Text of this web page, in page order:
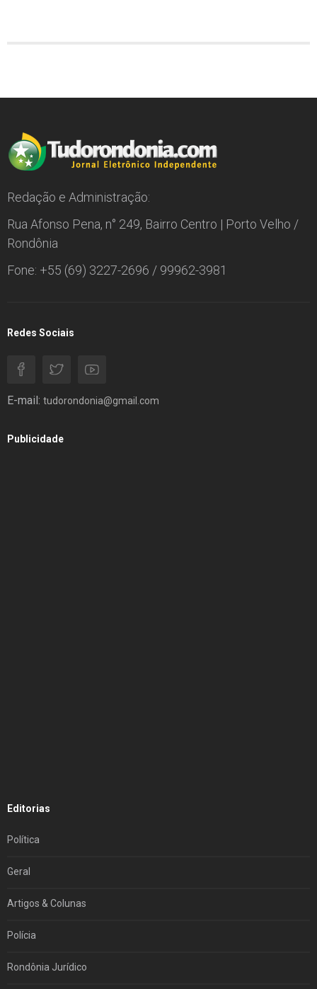
Redação e Administração:
Rua Afonso Pena, n° 249, Bairro Centro | Porto Velho /
Rondônia
Fone: +55 (69) 3227-2696 / 99962-3981
Redes Sociais
E-mail: tudorondonia@gmail.com
Publicidade
Editorias
Política
Geral
Artigos & Colunas
Polícia
Rondônia Jurídico